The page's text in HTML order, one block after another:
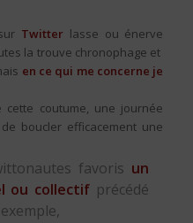
Twitter lasse ou énerve
la trouve chronophage et
en ce qui me concerne je
coutume, une journée
boucler efficacement une
favoris un
ou collectif précédé